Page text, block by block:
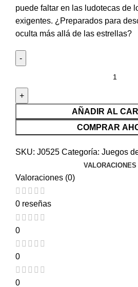
puede faltar en las ludotecas de
exigentes. ¿Preparados para
oculta más allá de las estrellas?
AÑADIR AL
COMPRAR
SKU: J0525 Categoría: Juegos
VALORACIONES
Valoraciones (0)
0 reseñas
0
0
0